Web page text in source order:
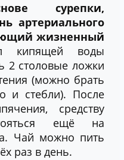
сурепки,
артериального
жизненный
воды
2 столовые ложки
(можно брать
и стебли). После
средству
ещё на
Чай можно пить
раз в день.